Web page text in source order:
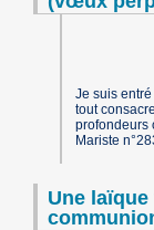
Je suis
tout
profondeurs
Mariste
Une